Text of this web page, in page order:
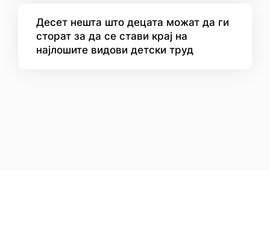
Десет нешта што децата можат да ги
сторат за да се стави крај на
најлошите видови детски труд